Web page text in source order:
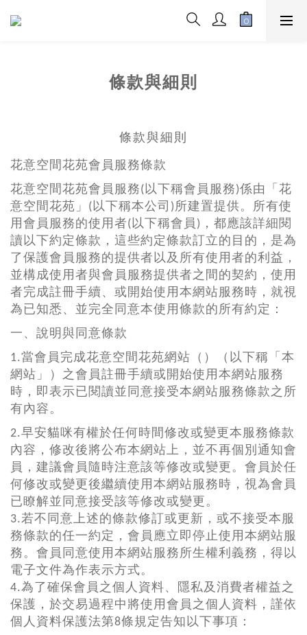
條款與細則
條款與細則
花意空間花苑會員服務條款
花意空間花苑會員服務(以下稱會員服務)係由「花
意空間花苑」(以下稱本公司)所建置提供。所有使
用會員服務的使用者(以下稱會員)，都應該詳細閱
讀以下約定條款，這些約定條款訂立的目的，是為
了保護會員服務的提供者以及所有使用者的利益，
並構成使用者與會員服務提供者之間的契約，使用
者完成註冊手續、或開始使用本網站服務時，就視
為已知悉、並完全同意本使用條款的所有約定：
一、說明與同意條款
1.當會員完成花意空間花苑網站（）（以下稱「本
網站」）之會員註冊手續或開始使用本網站服務
時，即表示已閱讀並同意接受本網站服務條款之所
有內容。
2.早安貓咪有權於任何時間修改或變更本服務條款
內容，修改後將公布本網站上，並不再個別通知會
員，建議會員隨時注意該等修改或變更。會員於任
何修改或變更後繼續使用本網站服務時，視為會員
已瞭解並同意接受該等修改或變更。
3.若不同意上述的條款修訂或更新，或不接受本服
務條款的任一約定，會員應立即停止使用本網站服
務。會員同意使用本網站服務所生權利義務，得以
電子文件為作表示方式。
4.為了確保會員之個人資料、隱私及消費者權益之
保護，於交易過程中將使用會員之個人資料，謹依
個人資料保護法第8條規定告知以下事項：